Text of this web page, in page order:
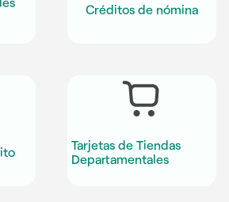
Créditos de nómina
Tarjetas de Tiendas
Departamentales